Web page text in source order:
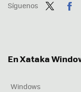
Síguenos
En Xataka
Windows